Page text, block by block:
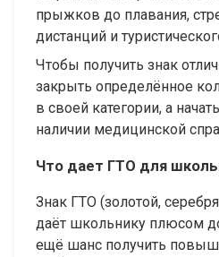
прыжков до плавания,
дистанций и
Чтобы получить знак
закрыть определённое
в своей категории, а
наличии медицинской
Что дает ГТО для
Знак ГТО (золотой,
даёт школьнику плюсом
ещё шанс получить